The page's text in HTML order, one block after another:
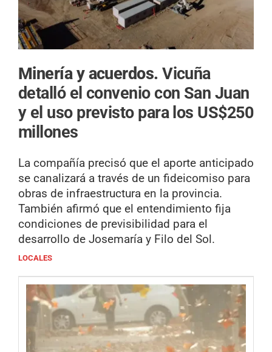
Minería y acuerdos.Vicuña
detalló el convenio con San Juan
y el uso previsto para los US$250
millones
La compañía precisó que el aporte anticipado
se canalizará a través de un fideicomiso para
obras de infraestructura en la provincia.
También afirmó que el entendimiento fija
condiciones de previsibilidad para el
desarrollo de Josemaría y Filo del Sol.
LOCALES